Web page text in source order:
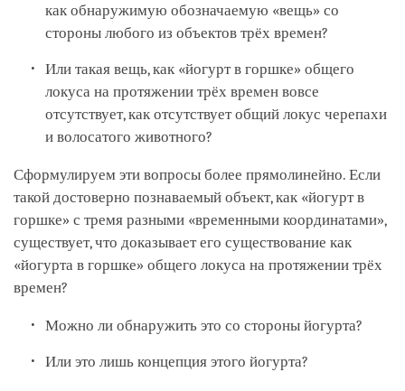
как обнаружимую обозначаемую «вещь» со
стороны любого из объектов трёх времен?
Или такая вещь, как «йогурт в горшке» общего
локуса на протяжении трёх времен вовсе
отсутствует, как отсутствует общий локус черепахи
и волосатого животного?
Сформулируем эти вопросы более прямолинейно. Если
такой достоверно познаваемый объект, как «йогурт в
горшке» с тремя разными «временными координатами»,
существует, что доказывает его существование как
«йогурта в горшке» общего локуса на протяжении трёх
времен?
Можно ли обнаружить это со стороны йогурта?
Или это лишь концепция этого йогурта?